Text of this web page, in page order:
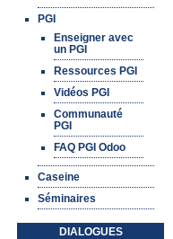
PGI
Enseigner avec
un PGI
Ressources PGI
Vidéos PGI
Communauté
PGI
FAQ PGI Odoo
Caseine
Séminaires
DIALOGUES